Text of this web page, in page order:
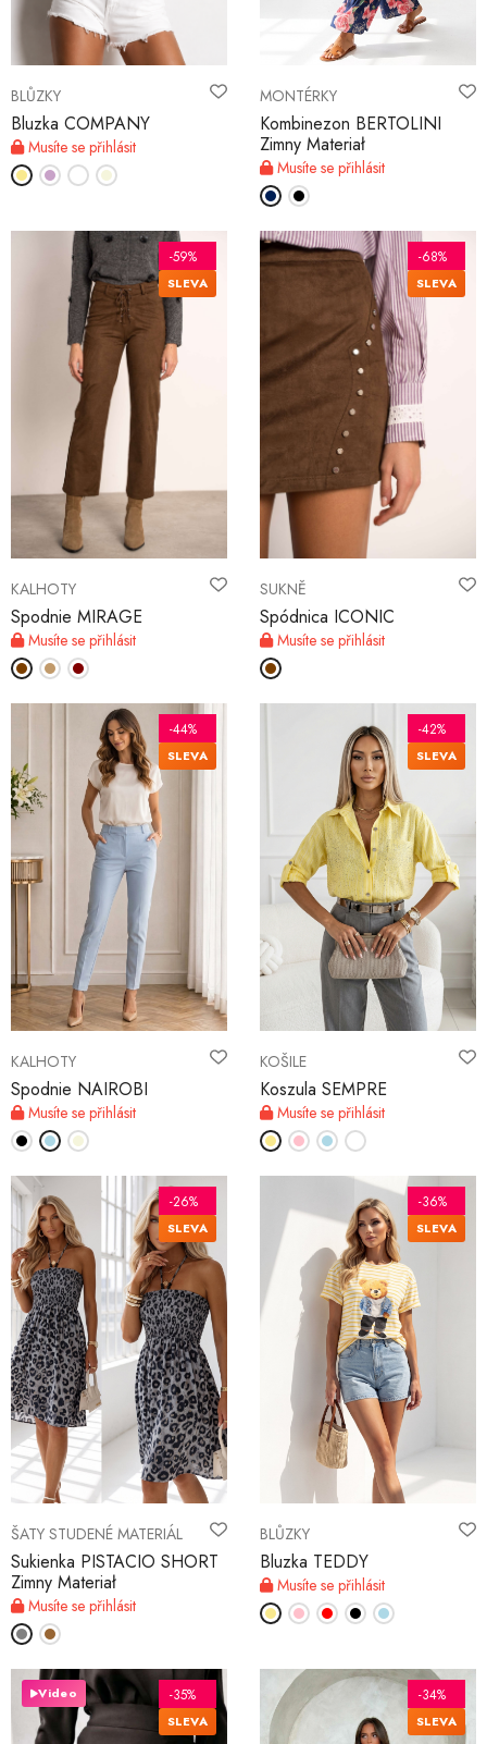
BLŮZKY
Bluzka COMPANY
Musíte se přihlásit
MONTÉRKY
Kombinezon BERTOLINI
Zimny Materiał
Musíte se přihlásit
KALHOTY
Spodnie MIRAGE
Musíte se přihlásit
-59%
SLEVA
SUKNĚ
Spódnica ICONIC
Musíte se přihlásit
-68%
SLEVA
KALHOTY
Spodnie NAIROBI
Musíte se přihlásit
-44%
SLEVA
KOŠILE
Koszula SEMPRE
Musíte se přihlásit
-42%
SLEVA
ŠATY STUDENÉ MATERIÁL
Sukienka PISTACIO SHORT
Zimny Materiał
Musíte se přihlásit
-26%
SLEVA
BLŮZKY
Bluzka TEDDY
Musíte se přihlásit
-36%
SLEVA
Video -35%
SLEVA
-34%
SLEVA